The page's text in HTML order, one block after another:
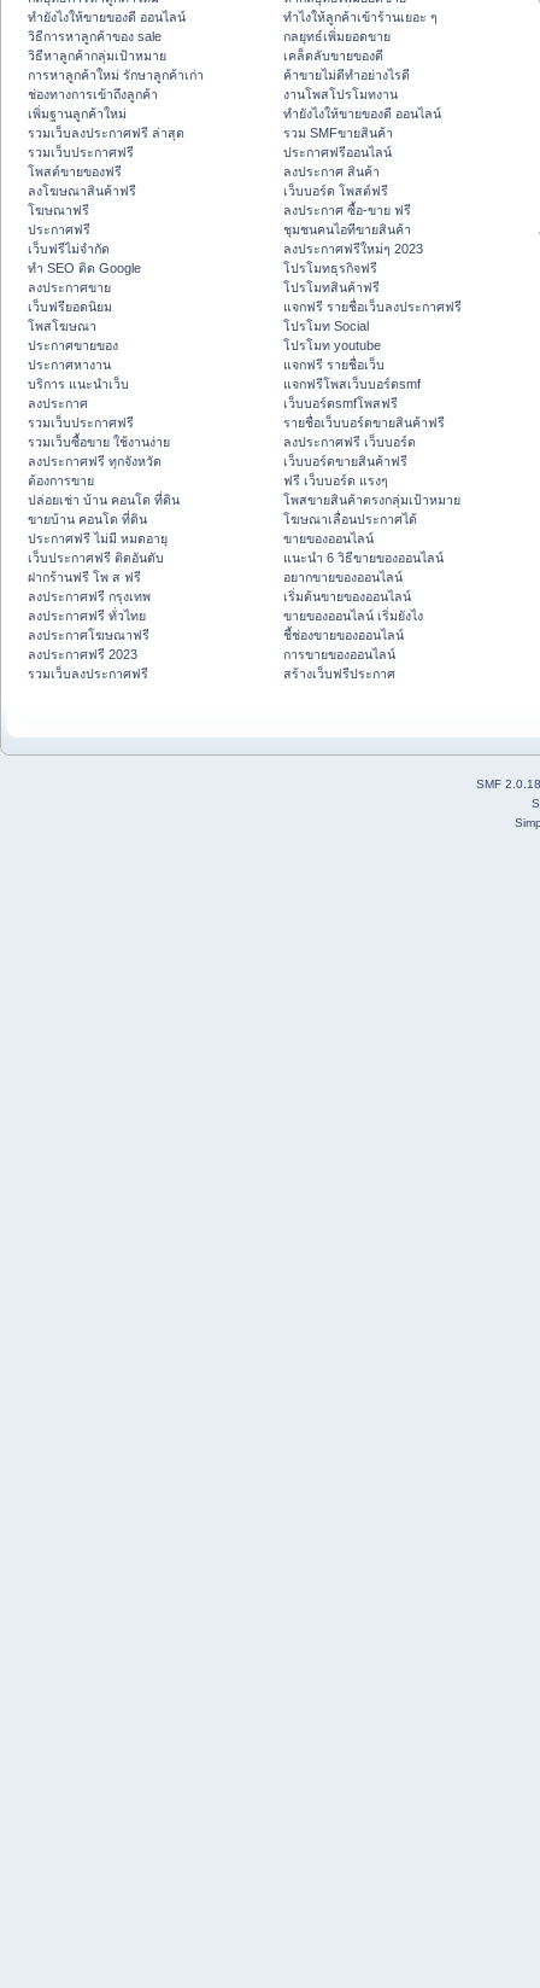
ทํายังไงให้ขายของดี ออนไลน์
วิธีการหาลูกค้าของ sale
วิธีหาลูกค้ากลุ่มเป้าหมาย
การหาลูกค้าใหม่ รักษาลูกค้าเก่า
ช่องทางการเข้าถึงลูกค้า
เพิ่มฐานลูกค้าใหม่
รวมเว็บลงประกาศฟรี ล่าสุด
รวมเว็บประกาศฟรี
โพสต์ขายของฟรี
ลงโฆษณาสินค้าฟรี
โฆษณาฟรี
ประกาศฟรี
เว็บฟรีไม่จำกัด
ทำ SEO ติด Google
ลงประกาศขาย
เว็บฟรียอดนิยม
โพสโฆษณา
ประกาศขายของ
ประกาศหางาน
บริการ แนะนำเว็บ
ลงประกาศ
รวมเว็บประกาศฟรี
รวมเว็บซื้อขาย ใช้งานง่าย
ลงประกาศฟรี ทุกจังหวัด
ต้องการขาย
ปล่อยเช่า บ้าน คอนโด ที่ดิน
ขายบ้าน คอนโด ที่ดิน
ประกาศฟรี ไม่มี หมดอายุ
เว็บประกาศฟรี ติดอันดับ
ฝากร้านฟรี โพ ส ฟรี
ลงประกาศฟรี กรุงเทพ
ลงประกาศฟรี ทั่วไทย
ลงประกาศโฆษณาฟรี
ลงประกาศฟรี 2023
รวมเว็บลงประกาศฟรี
ทําไงให้ลูกค้าเข้าร้านเยอะ ๆ
กลยุทธ์เพิ่มยอดขาย
เคล็ดลับขายของดี
ค้าขายไม่ดีทำอย่างไรดี
งานโพสโปรโมทงาน
ทํายังไงให้ขายของดี ออนไลน์
รวม SMFขายสินค้า
ประกาศฟรีออนไลน์
ลงประกาศ สินค้า
เว็บบอร์ด โพสต์ฟรี
ลงประกาศ ซื้อ-ขาย ฟรี
ชุมชนคนไอทีขายสินค้า
ลงประกาศฟรีใหม่ๆ 2023
โปรโมทธุรกิจฟรี
โปรโมทสินค้าฟรี
แจกฟรี รายชื่อเว็บลงประกาศฟรี
โปรโมท Social
โปรโมท youtube
แจกฟรี รายชื่อเว็บ
แจกฟรีโพสเว็บบอร์ดsmf
เว็บบอร์ดsmfโพสฟรี
รายชื่อเว็บบอร์ดขายสินค้าฟรี
ลงประกาศฟรี เว็บบอร์ด
เว็บบอร์ดขายสินค้าฟรี
ฟรี เว็บบอร์ด แรงๆ
โพสขายสินค้าตรงกลุ่มเป้าหมาย
โฆษณาเลื่อนประกาศได้
ขายของออนไลน์
แนะนำ 6 วิธีขายของออนไลน์
อยากขายของออนไลน์
เริ่มต้นขายของออนไลน์
ขายของออนไลน์ เริ่มยังไง
ชี้ช่องขายของออนไลน์
การขายของออนไลน์
สร้างเว็บฟรีประกาศ
SMF 2.0.18